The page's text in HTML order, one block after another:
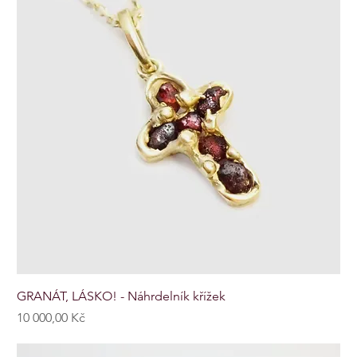
GRANÁT, LÁSKO! - Náhrdelník křížek
Cena
10 000,00 Kč